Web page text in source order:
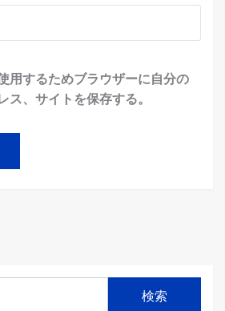
用するためブラウザーに自分の
ス、サイトを保存する。
検索